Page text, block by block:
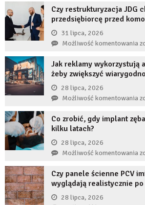
Czy restrukturyzacja JDG
przedsiębiorcę przed
31 lipca, 2026
Możliwość komentowania
Jak reklamy wykorzystują
żeby zwiększyć
28 lipca, 2026
Możliwość komentowania
Co zrobić, gdy implant
kilku latach?
28 lipca, 2026
Możliwość komentowania
Czy panele ścienne PCV
wyglądają realistycznie po
28 lipca, 2026